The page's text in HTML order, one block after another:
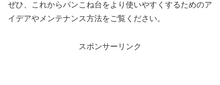
ぜひ、これからパンこね台をより使いやすくするためのア
イデアやメンテナンス方法をご覧ください。
スポンサーリンク